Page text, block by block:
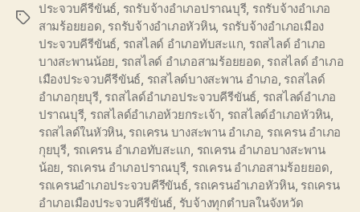
Tags
ประจวบคีรีขันธ์, รถรับจ้างอำเภอปราณบุรี, รถรับจ้างอำเภอ
สามร้อยยอด, รถรับจ้างอำเภอหัวหิน, รถรับจ้างอำเภอเมือง
ประจวบคีรีขันธ์, รถสไลด์ อำเภอทับสะแก, รถสไลด์ อำเภอ
บางสะพานน้อย, รถสไลด์ อำเภอสามร้อยยอด, รถสไลด์ อำเภอ
เมืองประจวบคีรีขันธ์, รถสไลด์บางสะพาน อำเภอ, รถสไลด์
อำเภอกุยบุรี, รถสไลด์อำเภอประจวบคีรีขันธ์, รถสไลด์อำเภอ
ปราณบุรี, รถสไลด์อำเภอห้วยกระเจ้า, รถสไลด์อำเภอหัวหิน,
รถสไลด์ในหัวหิน, รถเครน บางสะพาน อำเภอ, รถเครน อำเภอ
กุยบุรี, รถเครน อำเภอทับสะแก, รถเครน อำเภอบางสะพาน
น้อย, รถเครน อำเภอปราณบุรี, รถเครน อำเภอสามร้อยยอด,
รถเครนอำเภอประจวบคีรีขันธ์, รถเครนอำเภอหัวหิน, รถเครน
อำเภอเมืองประจวบคีรีขันธ์, รับจ้างทุกตำบลในจังหวัด